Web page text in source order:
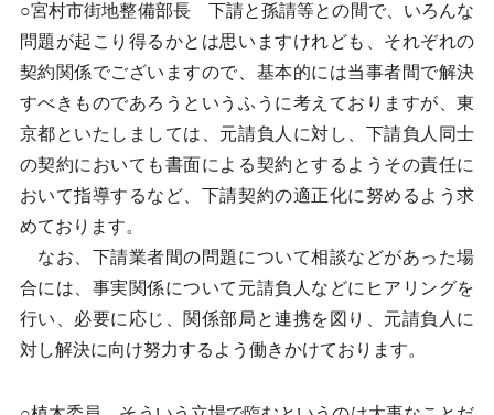
○宮村市街地整備部長 下請と孫請等との間で、いろんな
問題が起こり得るかとは思いますけれども、それぞれの
契約関係でございますので、基本的には当事者間で解決
すべきものであろうというふうに考えておりますが、東
京都といたしましては、元請負人に対し、下請負人同士
の契約においても書面による契約とするようその責任に
おいて指導するなど、下請契約の適正化に努めるよう求
めております。
なお、下請業者間の問題について相談などがあった場
合には、事実関係について元請負人などにヒアリングを
行い、必要に応じ、関係部局と連携を図り、元請負人に
対し解決に向け努力するよう働きかけております。